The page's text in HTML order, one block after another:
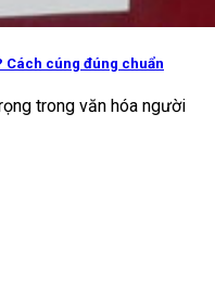
Cách cúng đúng chuẩn
trong văn hóa người